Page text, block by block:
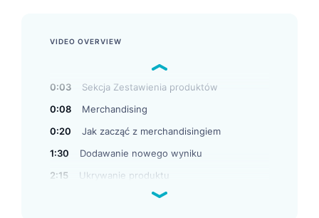
VIDEO OVERVIEW
0:03
Sekcja Zestawienia produktów
0:08
Merchandising
0:20
Jak zacząć z merchandisingiem
1:30
Dodawanie nowego wyniku
2:15
Ukrywanie produktu